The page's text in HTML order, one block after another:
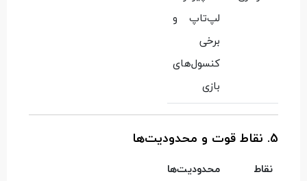
لپ‌تاپ و
برخی
کنسول‌های
بازی
5. نقاط قوت و محدودیت‌ها
نقاط
محدودیت‌ها